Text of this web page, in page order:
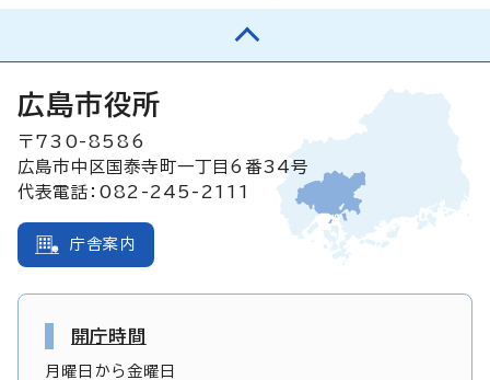
広島市役所
〒730-8586
広島市中区国泰寺町一丁目6番34号
代表電話：082-245-2111
庁舎案内
開庁時間
月曜日から金曜日